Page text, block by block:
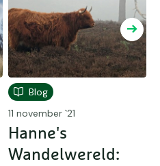
Blog
11 november `21
Hanne's
Wandelwereld: